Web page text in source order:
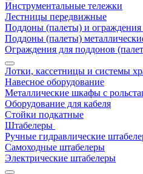
Инструментальные тележки
Лестницы передвижные
Поддоны (палеты) и ограждения
Поддоны (палеты)
Ограждения для поддонов
Лотки, кассетницы и системы
Навесное оборудование
Металлические шкафы с
Оборудование для кабеля
Стойки подкатные
Штабелеры
Ручные гидравлические
Самоходные штабелеры
Электрические штабелеры